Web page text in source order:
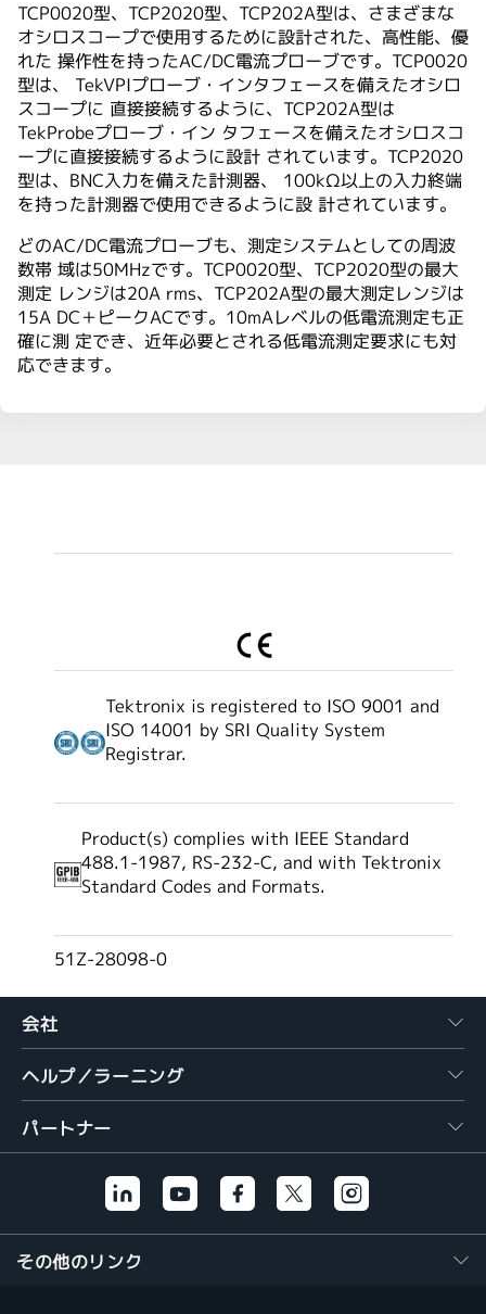
TCP0020型、TCP2020型、TCP202A型は、さまざまな
オシロスコープで使用するために設計された、高性能、優
れた 操作性を持ったAC/DC電流プローブです。TCP0020
型は、 TekVPIプローブ・インタフェースを備えたオシロ
スコープに 直接接続するように、TCP202A型は
TekProbeプローブ・イン タフェースを備えたオシロスコ
ープに直接接続するように設計 されています。TCP2020
型は、BNC入力を備えた計測器、 100kΩ以上の入力終端
を持った計測器で使用できるように設 計されています。
どのAC/DC電流プローブも、測定システムとしての周波
数帯 域は50MHzです。TCP0020型、TCP2020型の最大
測定 レンジは20A rms、TCP202A型の最大測定レンジは
15A DC＋ピークACです。10mAレベルの低電流測定も正
確に測 定でき、近年必要とされる低電流測定要求にも対
応できます。
Tektronix is registered to ISO 9001 and
ISO 14001 by SRI Quality System
Registrar.
Product(s) complies with IEEE Standard
488.1-1987, RS-232-C, and with Tektronix
Standard Codes and Formats.
51Z-28098-0
会社
ヘルプ／ラーニング
パートナー
その他のリンク